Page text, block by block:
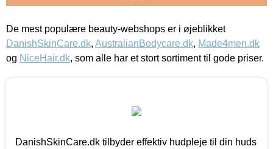
De mest populære beauty-webshops er i øjeblikket
DanishSkinCare.dk, AustralianBodycare.dk, Made4men.dk
og NiceHair.dk, som alle har et stort sortiment til gode priser.
DanishSkinCare.dk tilbyder effektiv hudpleje til din huds